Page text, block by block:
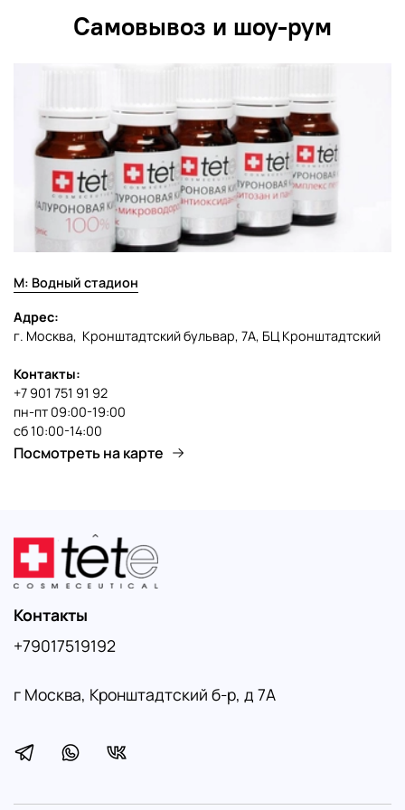
пештемаль подходит для любого типа интерьера и
может использоваться как в качестве полотенца, так и
Самовывоз и шоу-рум
М: Водный стадион
Адрес:
г. Москва, Кронштадтский бульвар, 7А, БЦ Кронштадтский
Контакты:
+7 901 751 91 92
пн-пт 09:00-19:00
сб 10:00-14:00
Посмотреть на карте
Контакты
+79017519192
г Москва, Кронштадтский б-р, д 7А